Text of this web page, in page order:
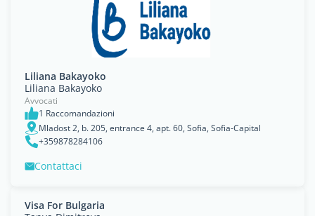
Liliana Bakayoko
Liliana Bakayoko
Avvocati
1 Raccomandazioni
Mladost 2, b. 205, entrance 4, apt. 60, Sofia, Sofia-Capital
+359878284106
Contattaci
Visa For Bulgaria